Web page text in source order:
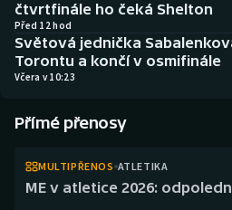
Baseball a softbal
Basketbal
Box
Historické návraty
Aplikace ČT sport
čtvrtfinále ho čeká Shelton
Před 12 hod
Světová jednička
Torontu a končí v osmifinále
Včera v 10:23
Přímé přenosy
MULTIPŘENOS ATLETIKA
ME v atletice 2026: